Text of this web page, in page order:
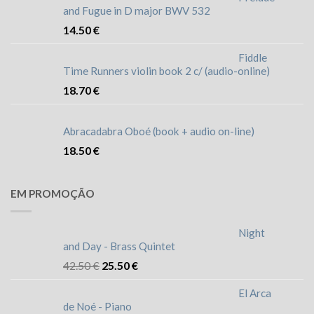
and Fugue in D major BWV 532
14.50€
Fiddle
Time Runners violin book 2 c/ (audio-online)
18.70€
Abracadabra Oboé (book + audio on-line)
18.50€
EM PROMOÇÃO
Night
and Day - Brass Quintet
42.50€ 25.50€
El Arca
de Noé - Piano